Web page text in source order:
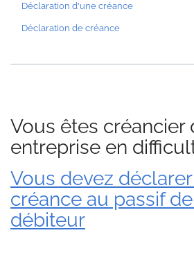
Déclaration d'une créance
Déclaration de créance
Vous êtes créancier
entreprise en
Vous devez
créance au passif
débiteur